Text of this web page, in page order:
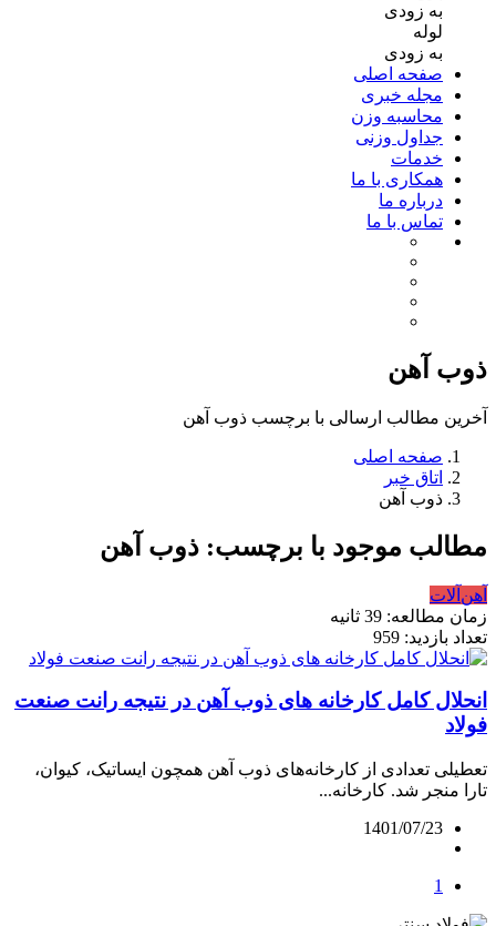
به زودی
لوله
به زودی
صفحه اصلی
مجله خبری
محاسبه وزن
جداول وزنی
خدمات
همکاری با ما
درباره ما
تماس با ما
ذوب آهن
آخرین مطالب ارسالی با برچسب ذوب آهن
صفحه اصلی
اتاق خبر
ذوب آهن
مطالب موجود با برچسب: ذوب آهن
آهن‌آلات
زمان مطالعه: 39 ثانیه
تعداد بازدید: 959
انحلال کامل کارخانه های ذوب آهن در نتیجه رانت صنعت
فولاد
تعطیلی تعدادی از کارخانه‌های ذوب آهن همچون ایساتیک، کیوان،
تارا منجر شد. کارخانه...
1401/07/23
1